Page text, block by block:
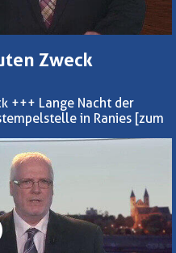
Zweck
+++ Lange Nacht der
in Ranies [zum